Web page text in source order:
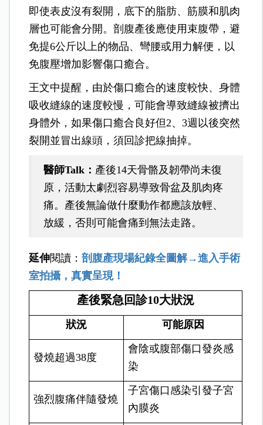
即使表皮沒有裂開，底下的脂肪、筋膜和肌肉
層也可能會分開。剖腹產後應使用束腹帶，避
免提6公斤以上的物品、彎腰或用力解便，以
免腹壓增加影響傷口癒合。
王文中提醒，由於傷口癒合的速度較快、身體
吸收縫線的速度較慢，可能會導致縫線被擠出
身體外，如果傷口癒合良好但2、3週以後突然
裂開並冒出線頭，須回診把線抽掉。
醫師Talk ： 產後14天骨骼及韌帶尚未復
原，活動太劇烈容易導致骨盆及肌肉疼
痛。產後無論做什麼動作都應該放輕、
放緩，否則可能會痛到無法走路。
延伸閱讀：剖腹產現場紀錄全圖解→進入手術
室拍攝，真實呈現！
產後緊急回診10大狀況
狀況 可能原因
發燒超過38度
會陰或腹部傷口發炎感
染
強烈腹痛伴隨發燒
子宮傷口感染引發子宮
內膜炎